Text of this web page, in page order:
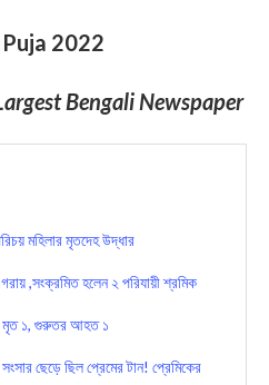
2022
Bengali Newspaper
মহিলার মৃতদেহ উদ্ধার
,সংক্রমিত হলেন ২ পরিযায়ী শ্রমিক
মৃত ১, গুরুতর আহত ১
ছেড়ে ছিল প্রেমের টান! প্রেমিকের